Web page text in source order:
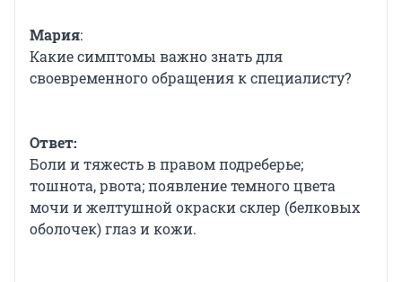
Мария:
Какие симптомы важно знать для
своевременного обращения к специалисту?
Ответ:
Боли и тяжесть в правом подреберье;
тошнота, рвота; появление темного цвета
мочи и желтушной окраски склер (белковых
оболочек) глаз и кожи.